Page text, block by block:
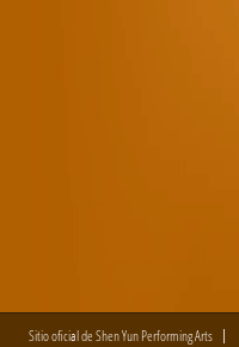
Sitio oficial de Shen Yun Performing Arts